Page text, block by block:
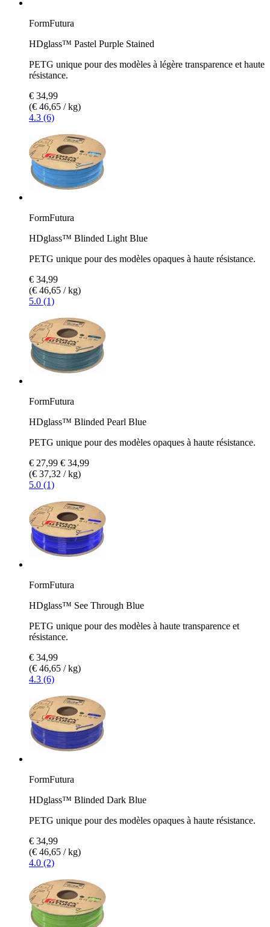
FormFutura
HDglass™ Pastel Purple Stained
PETG unique pour des modèles à légère transparence et haute
résistance.
€ 34,99
(€ 46,65 / kg)
4.3 (6)
FormFutura
HDglass™ Blinded Light Blue
PETG unique pour des modèles opaques à haute résistance.
€ 34,99
(€ 46,65 / kg)
5.0 (1)
FormFutura
HDglass™ Blinded Pearl Blue
PETG unique pour des modèles opaques à haute résistance.
€ 27,99 € 34,99
(€ 37,32 / kg)
5.0 (1)
FormFutura
HDglass™ See Through Blue
PETG unique pour des modèles à haute transparence et
résistance.
€ 34,99
(€ 46,65 / kg)
4.3 (6)
FormFutura
HDglass™ Blinded Dark Blue
PETG unique pour des modèles opaques à haute résistance.
€ 34,99
(€ 46,65 / kg)
4.0 (2)